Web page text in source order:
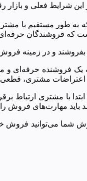
شرایط فعلی و
که به طور مستقیم با
که فروشندگان حرفه‌ای
و در زمینه فروش
فروشنده حرفه‌ای و
اعتراضات مشتری،
ابتدا با مشتری
باید مهارت‌های فروش را
شما می‌توانید فروش